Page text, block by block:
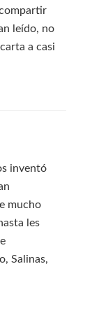
leído, no
a casi
inventó
mucho
les
Salinas,